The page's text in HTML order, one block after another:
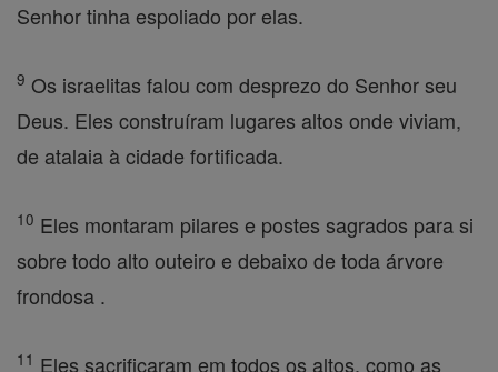
Senhor tinha espoliado por elas.
9 Os israelitas falou com desprezo do Senhor seu
Deus. Eles construíram lugares altos onde viviam,
de atalaia à cidade fortificada.
10 Eles montaram pilares e postes sagrados para si
sobre todo alto outeiro e debaixo de toda árvore
frondosa .
11 Eles sacrificaram em todos os altos, como as